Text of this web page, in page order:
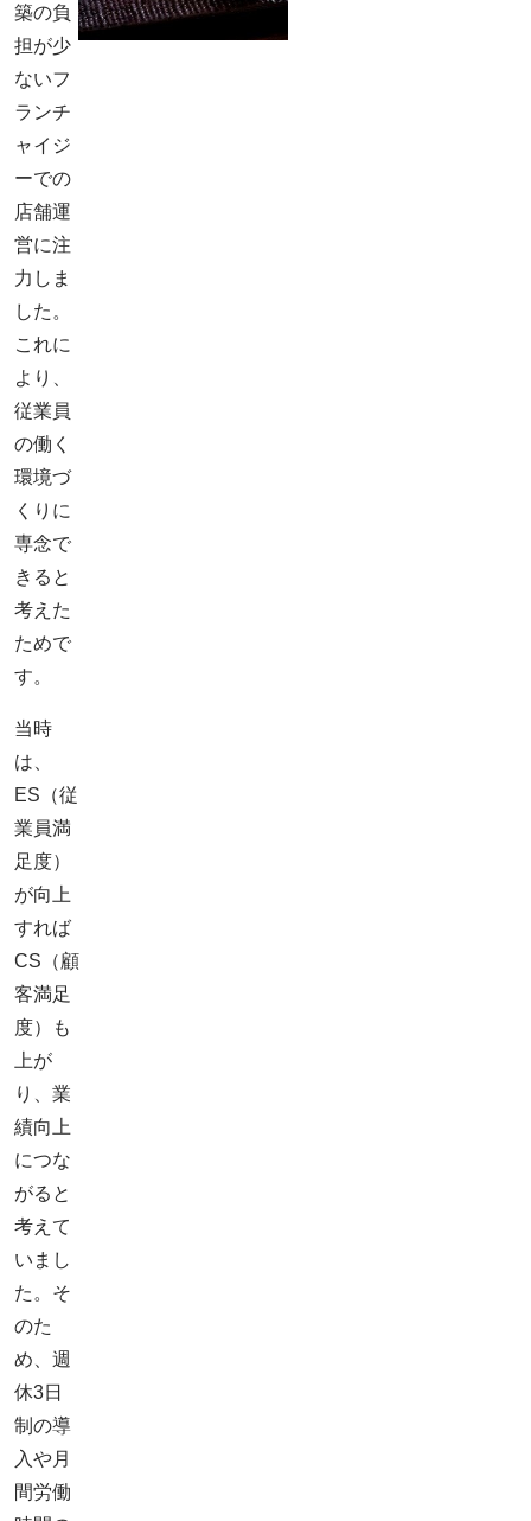
築の負
担が少
ないフ
ランチ
ャイジ
ーでの
店舗運
営に注
力しま
した。
これに
より、
従業員
の働く
環境づ
くりに
専念で
きると
考えた
ためで
す。
当時
は、
ES（従
業員満
足度）
が向上
すれば
CS（顧
客満足
度）も
上が
り、業
績向上
につな
がると
考えて
いまし
た。そ
のた
め、週
休3日
制の導
入や月
間労働